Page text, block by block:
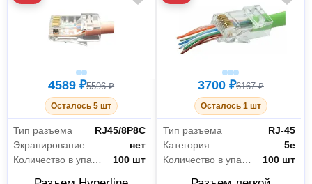
4589 ₽5596 ₽
Осталось 5 шт
Тип разъема
RJ45/8P8C
Экранирование
нет
100 шт
3700 ₽6167 ₽
Осталось 1 шт
Тип разъема
RJ-45
Категория
5е
100 шт